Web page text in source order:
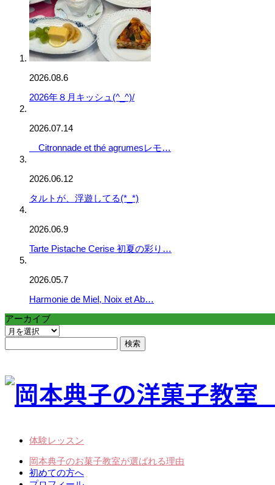
2026.08.6
2026年８月キッシュ(^_^)/
2026.07.14
Citronnade et thé agrumesレモ…
2026.06.12
タルトが、浮遊してる(*_*)
2026.06.9
Tarte Pistache Cerise 初夏の彩り…
2026.05.7
Harmonie de Miel, Noix et Ab…
アーカイブ
ア
ー
カ
ブ
検
索:
体験レッスン
岡本典子のお菓子教室が選ばれる理由
初めての方へ